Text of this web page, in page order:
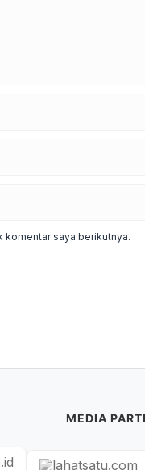
komentar saya berikutnya.
MEDIA